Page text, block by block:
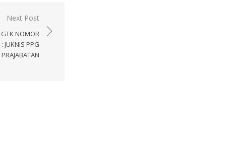
Next Post
GTK NOMOR
PPG
PRAJABATAN